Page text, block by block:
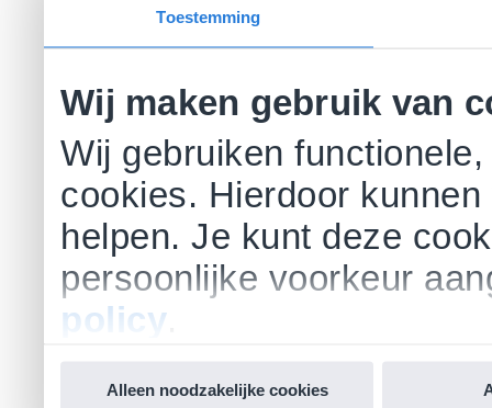
Toestemming
Wij maken gebruik van
Wij gebruiken
cookies. Hierdoor
helpen. Je kunt deze
persoonlijke voorkeur
policy
Alleen noodzakelijke cookies